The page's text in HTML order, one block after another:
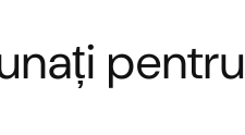
pentru